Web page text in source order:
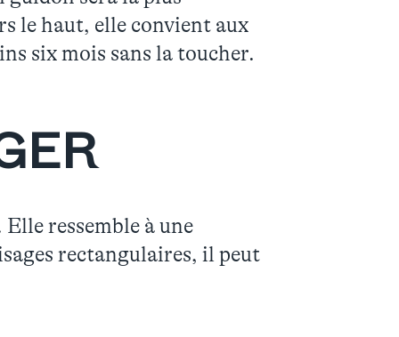
le haut, elle convient aux
six mois sans la toucher.
ressemble à une
rectangulaires, il peut